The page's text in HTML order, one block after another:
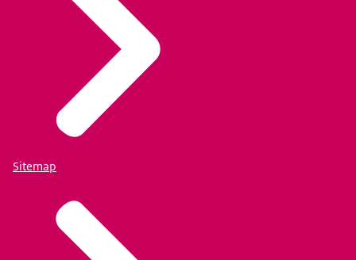
Sitemap